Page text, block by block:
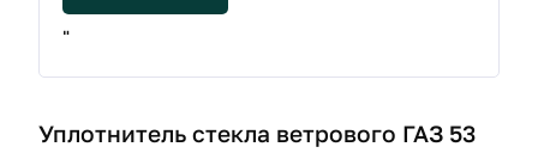
"
Уплотнитель стекла ветрового ГАЗ 53